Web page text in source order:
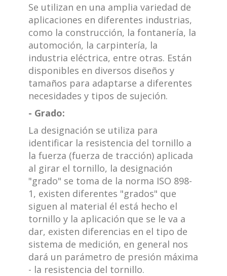
Se utilizan en una amplia variedad de
aplicaciones en diferentes industrias,
como la construcción, la fontanería, la
automoción, la carpintería, la
industria eléctrica, entre otras. Están
disponibles en diversos diseños y
tamaños para adaptarse a diferentes
necesidades y tipos de sujeción.
- Grado:
La designación se utiliza para
identificar la resistencia del tornillo a
la fuerza (fuerza de tracción) aplicada
al girar el tornillo, la designación
"grado" se toma de la norma ISO 898-
1, existen diferentes "grados" que
siguen al material él está hecho el
tornillo y la aplicación que se le va a
dar, existen diferencias en el tipo de
sistema de medición, en general nos
dará un parámetro de presión máxima
- la resistencia del tornillo.